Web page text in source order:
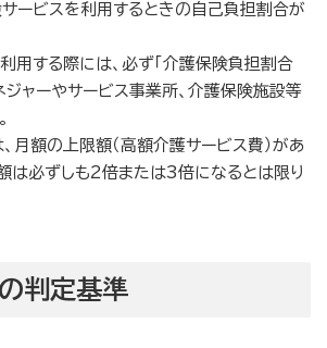
ービスを利用するときの自己負担割合が
用する際には、必ず「介護保険負担割合
ジャーやサービス事業所、介護保険施設等
、月額の上限額（高額介護サービス費）があ
は必ずしも2倍または3倍になるとは限り
判定基準